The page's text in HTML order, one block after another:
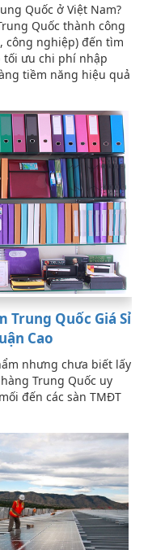
Quốc ở Việt Nam?
Quốc thành công
công nghiệp) đến tìm
tối ưu chi phí nhập
tiềm năng hiệu quả
Trung Quốc Giá Sỉ
Cao
nhưng chưa biết lấy
Trung Quốc uy
đến các sàn TMĐT